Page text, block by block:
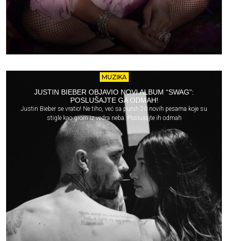
MUZIKA
JUSTIN BIEBER OBJAVIO NOVI ALBUM “SWAG”:
POSLUŠAJTE GA ODMAH!
Justin Bieber se vratio! Ne tiho, već sa punih 20 novih pesama koje su
stigle kao grom iz vedra neba. Poslušajte ih odmah